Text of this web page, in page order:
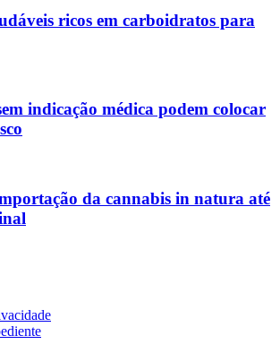
ricos em carboidratos para
indicação médica podem colocar
da cannabis in natura até